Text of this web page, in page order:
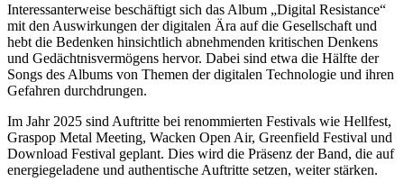
Interessanterweise beschäftigt sich das Album „Digital Resistance“
mit den Auswirkungen der digitalen Ära auf die Gesellschaft und
hebt die Bedenken hinsichtlich abnehmenden kritischen Denkens
und Gedächtnisvermögens hervor. Dabei sind etwa die Hälfte der
Songs des Albums von Themen der digitalen Technologie und ihren
Gefahren durchdrungen.
Im Jahr 2025 sind Auftritte bei renommierten Festivals wie Hellfest,
Graspop Metal Meeting, Wacken Open Air, Greenfield Festival und
Download Festival geplant. Dies wird die Präsenz der Band, die auf
energiegeladene und authentische Auftritte setzen, weiter stärken.